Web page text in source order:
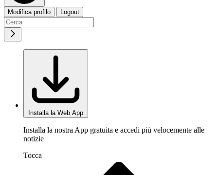
Modifica profilo Logout
Installa la Web App
Installa la nostra App gratuita e accedi più velocemente alle
notizie
Tocca